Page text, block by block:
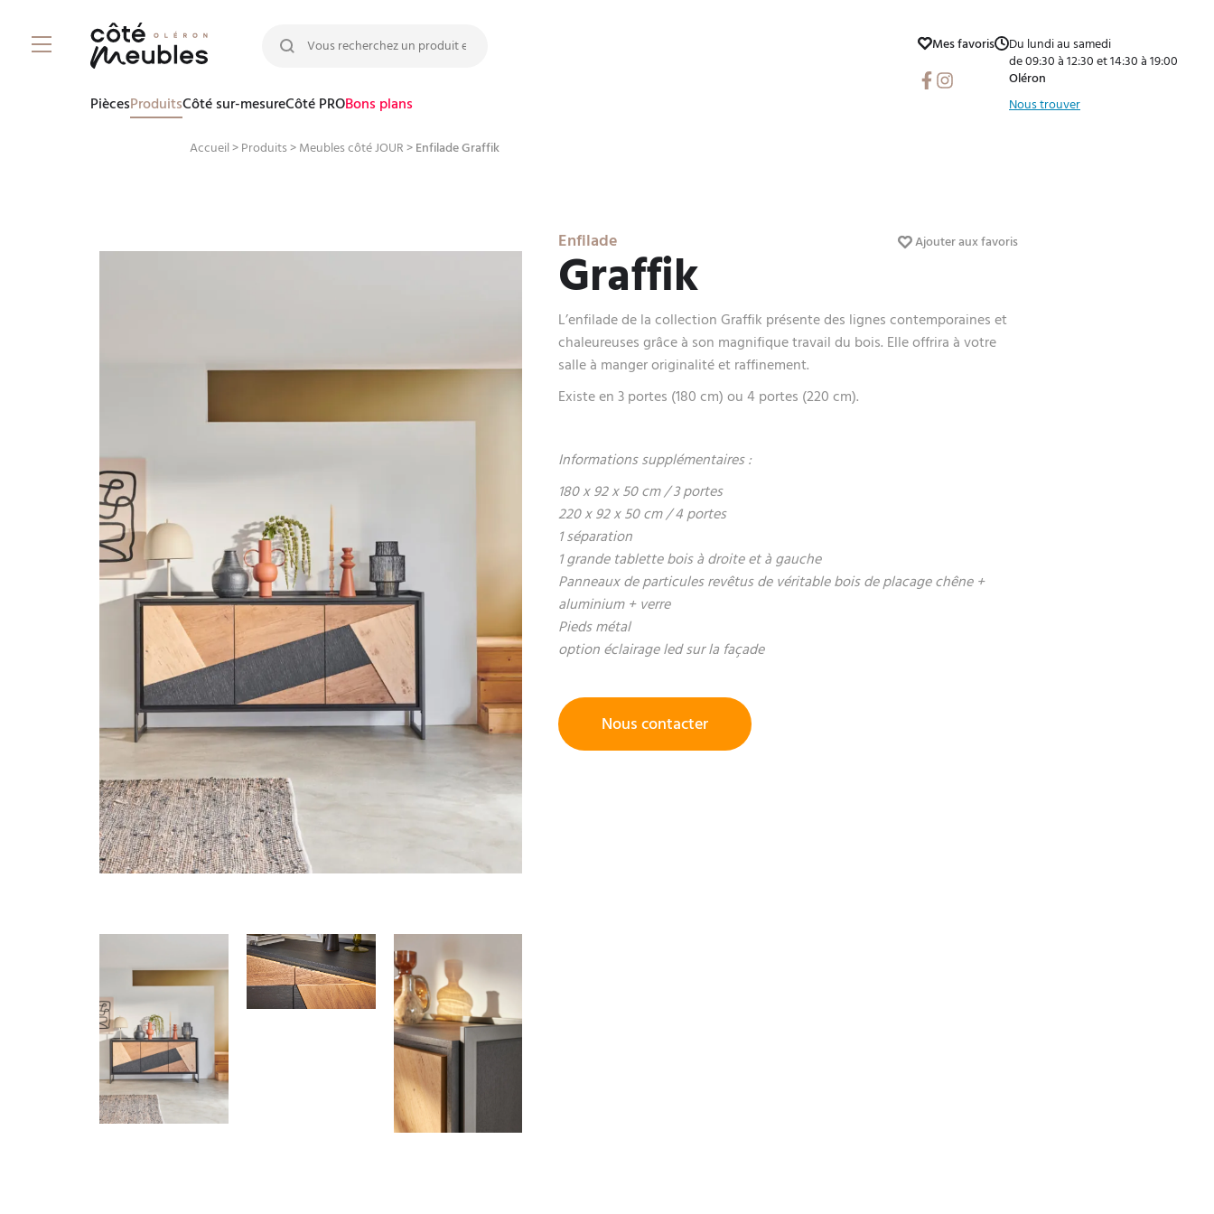
Rechercher :
PiècesProduitsCôté sur-mesureCôté PROBons plans
Mes favoris
Facebook
Instagram
Du lundi au samedi
de 09:30 à 12:30 et 14:30 à 19:00
Oléron
Nous trouver
Accueil > Produits> Meubles côté JOUR > Enfilade Graffik
Enfilade
Graffik
Ajouter aux favoris
L’enfilade de la collection Graffik présente des lignes contemporaines et
chaleureuses grâce à son magnifique travail du bois. Elle offrira à votre
salle à manger originalité et raffinement.
Existe en 3 portes (180 cm) ou 4 portes (220 cm).
Informations supplémentaires :
180 x 92 x 50 cm / 3 portes
220 x 92 x 50 cm / 4 portes
1 séparation
1 grande tablette bois à droite et à gauche
Panneaux de particules revêtus de véritable bois de placage chêne +
aluminium + verre
Pieds métal
option éclairage led sur la façade
Nous contacter